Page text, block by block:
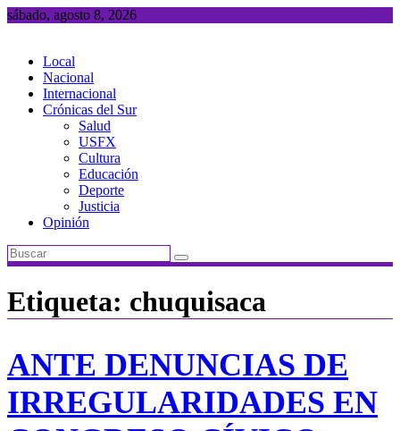
Saltar
sábado, agosto 8, 2026
Local
Nacional
Internacional
Crónicas del Sur
Salud
USFX
Cultura
Educación
Deporte
Justicia
Opinión
Etiqueta: chuquisaca
ANTE DENUNCIAS DE
IRREGULARIDADES EN